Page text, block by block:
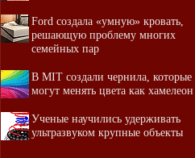
Ford создала «умную» кровать,
решающую проблему многих
семейных пар
В MIT создали чернила, которые
могут менять цвета как хамелеон
Ученые научились удерживать
ультразвуком крупные объекты